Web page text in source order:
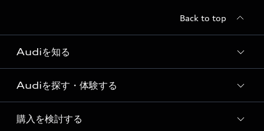
Back to top
Audiを知る
Audi ブランド
Story of Progress
Audiを探す・体験する
ディーラー検索
購入を検討する